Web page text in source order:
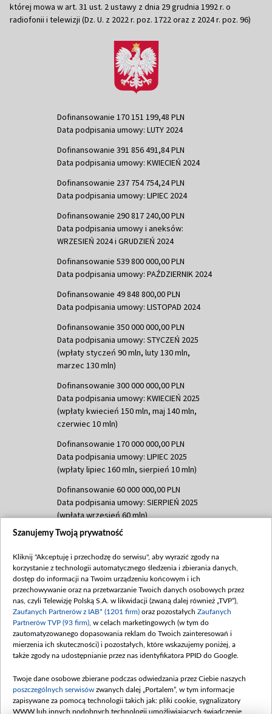
której mowa w art. 31 ust. 2 ustawy z dnia 29 grudnia 1992 r. o
radiofonii i telewizji (Dz. U. z 2022 r. poz. 1722 oraz z 2024 r. poz. 96)
Dofinansowanie 170 151 199,48 PLN
Data podpisania umowy: LUTY 2024
Dofinansowanie 391 856 491,84 PLN
Data podpisania umowy: KWIECIEŃ 2024
Dofinansowanie 237 754 754,24 PLN
Data podpisania umowy: LIPIEC 2024
Dofinansowanie 290 817 240,00 PLN
Data podpisania umowy i aneksów:
WRZESIEŃ 2024 i GRUDZIEŃ 2024
Dofinansowanie 539 800 000,00 PLN
Data podpisania umowy: PAŹDZIERNIK 2024
Dofinansowanie 49 848 800,00 PLN
Data podpisania umowy: LISTOPAD 2024
Dofinansowanie 350 000 000,00 PLN
Data podpisania umowy: STYCZEŃ 2025
(wpłaty styczeń 90 mln, luty 130 mln,
marzec 130 mln)
Dofinansowanie 300 000 000,00 PLN
Data podpisania umowy: KWIECIEŃ 2025
(wpłaty kwiecień 150 mln, maj 140 mln,
czerwiec 10 mln)
Dofinansowanie 170 000 000,00 PLN
Data podpisania umowy: LIPIEC 2025
(wpłaty lipiec 160 mln, sierpień 10 mln)
Dofinansowanie 60 000 000,00 PLN
Data podpisania umowy: SIERPIEŃ 2025
(wpłata wrzesień 60 mln)
Dofinansowanie 635 783 051,21 PLN
(wpłata wrzesień 100 mln, październik 350
mln, listopad 265 mln)
Dofinansowanie 48 862 000,00 PLN
Data podpisania umowy: GRUDZIEŃ 2025
(wpłata grudzień 60,548 mln)
Dofinansowanie 900 000 000,00 PLN
Data podpisania umowy: LUTY 2026 (wpłata
kwiecień 180 mln, 7 maja 180 mln, 8
czerwca 90 mln)
Dofinansowanie 250 000 000,00 PLN
Szanujemy Twoją prywatność
Kliknij "Akceptuję i przechodzę do serwisu", aby wyrazić zgody na
korzystanie z technologii automatycznego śledzenia i zbierania danych,
dostęp do informacji na Twoim urządzeniu końcowym i ich
przechowywanie oraz na przetwarzanie Twoich danych osobowych przez
nas, czyli Telewizję Polską S.A. w likwidacji (zwaną dalej również „TVP”),
Zaufanych Partnerów z IAB* (1201 firm) oraz pozostałych Zaufanych
Partnerów TVP (93 firm) , w celach marketingowych (w tym do
zautomatyzowanego dopasowania reklam do Twoich zainteresowań i
mierzenia ich skuteczności) i pozostałych, które wskazujemy poniżej, a
także zgody na udostępnianie przez nas identyfikatora PPID do Google.
Twoje dane osobowe zbierane podczas odwiedzania przez Ciebie naszych
poszczególnych serwisów zwanych dalej „Portalem”, w tym informacje
zapisywane za pomocą technologii takich jak: pliki cookie, sygnalizatory
WWW lub innych podobnych technologii umożliwiających świadczenie